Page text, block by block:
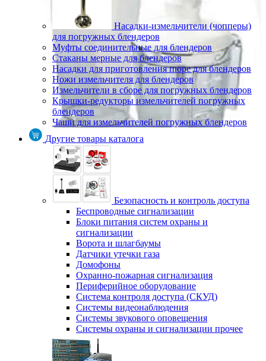
Насадки-измельчители (чопперы)
для погружных блендеров
Муфты соединительные для блендеров
Стаканы мерные для блендеров
Насадки для приготовления пюре для блендеров
Ножи измельчителя для блендеров
Измельчители в сборе для погружных блендеров
Крышки-редукторы измельчителей погружных
блендеров
Чаши для измельчителей погружных блендеров
Другие товары каталога
Безопасность и контроль доступа
Беспроводные сигнализации
Блоки питания систем охраны и
сигнализации
Ворота и шлагбаумы
Датчики утечки газа
Домофоны
Охранно-пожарная сигнализация
Периферийное оборудование
Система контроля доступа (СКУД)
Системы видеонаблюдения
Системы звукового оповещения
Системы охраны и сигнализации прочее